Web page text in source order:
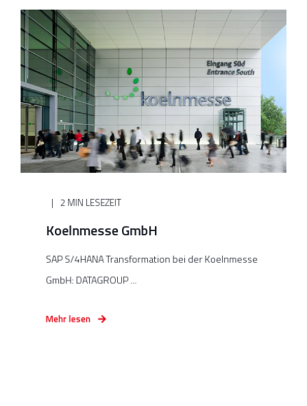
2 MIN LESEZEIT
Koelnmesse GmbH
SAP S/4HANA Transformation bei der Koelnmesse
GmbH: DATAGROUP ...
Mehr lesen